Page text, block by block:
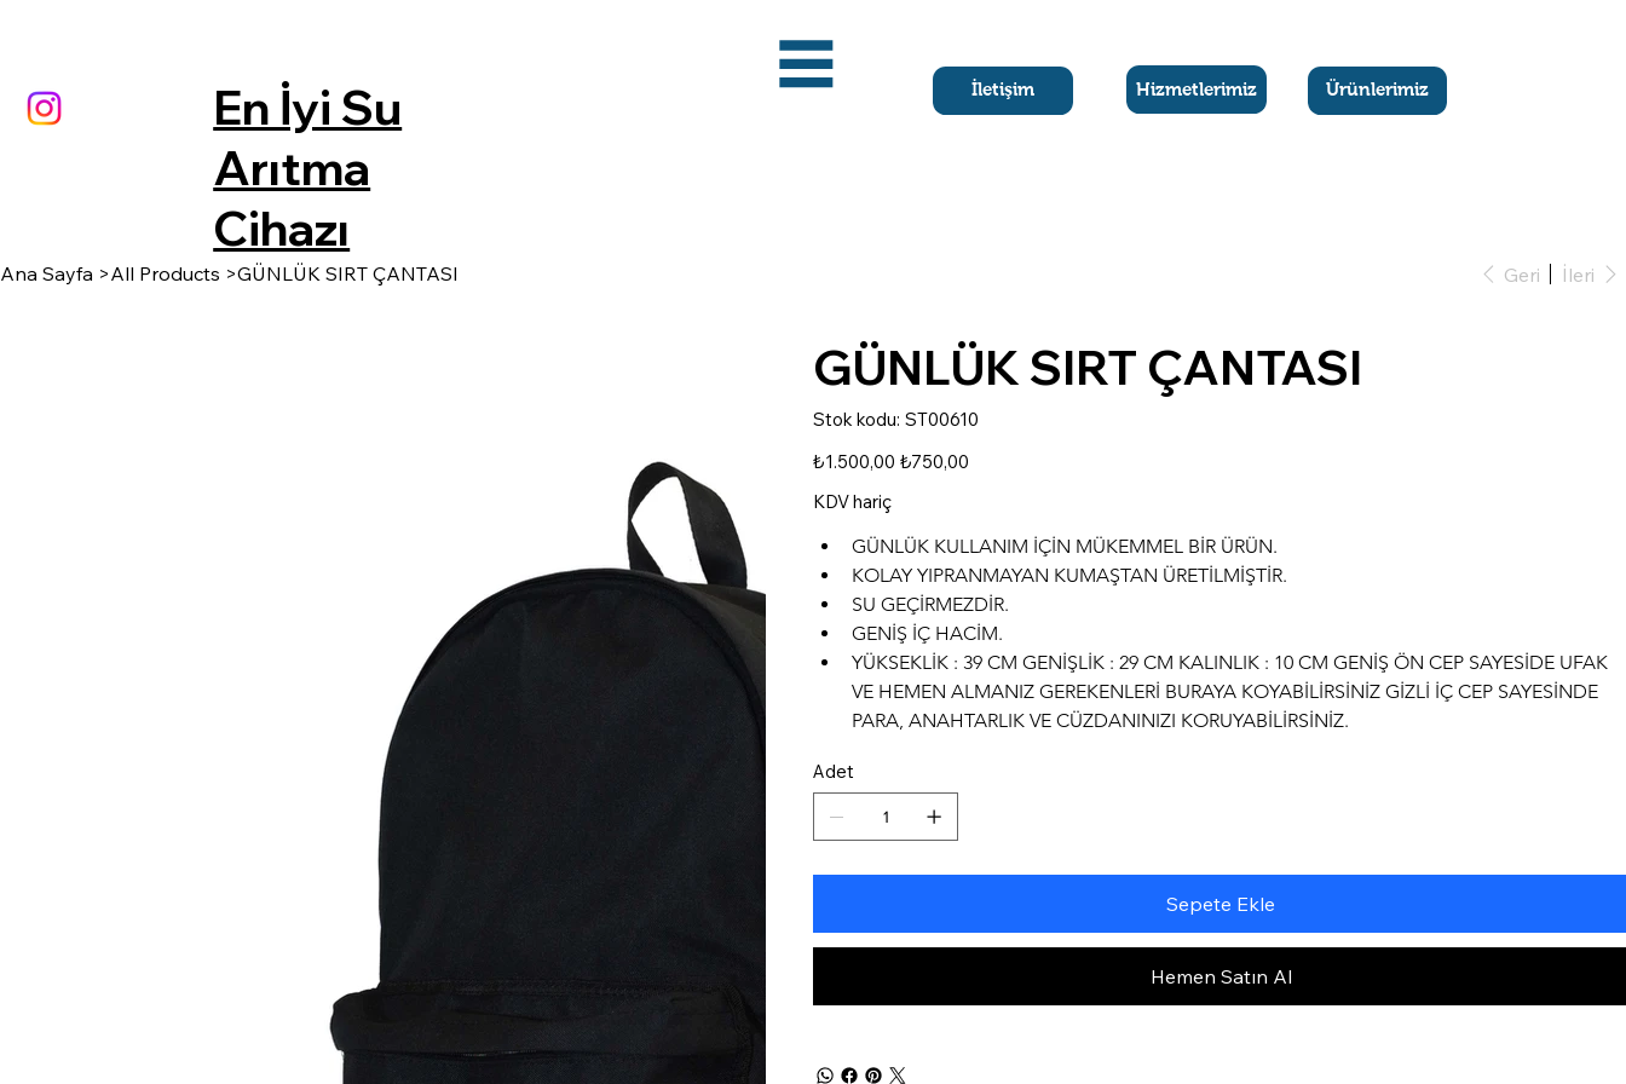
En İyi Su
Arıtma
Cihazı
İletişim Hizmetlerimiz Ürünlerimiz
Ana Sayfa >All Products >GÜNLÜK SIRT ÇANTASI Geri İleri
GÜNLÜK SIRT ÇANTASI
Stok kodu: Stok
kodu:
ST00610
Orijinal
fiyat
₺1.500,00 İndirimli
fiyat
₺750,00
KDV hariç
GÜNLÜK KULLANIM İÇİN MÜKEMMEL BİR ÜRÜN.
KOLAY YIPRANMAYAN KUMAŞTAN ÜRETİLMİŞTİR.
SU GEÇİRMEZDİR.
GENİŞ İÇ HACİM.
YÜKSEKLİK : 39 CM GENİŞLİK : 29 CM KALINLIK : 10 CM GENİŞ ÖN CEP SAYESİDE UFAK
VE HEMEN ALMANIZ GEREKENLERİ BURAYA KOYABİLİRSİNİZ GİZLİ İÇ CEP SAYESİNDE
PARA, ANAHTARLIK VE CÜZDANINIZI KORUYABİLİRSİNİZ.
Adet
Sepete Ekle
Hemen Satın Al